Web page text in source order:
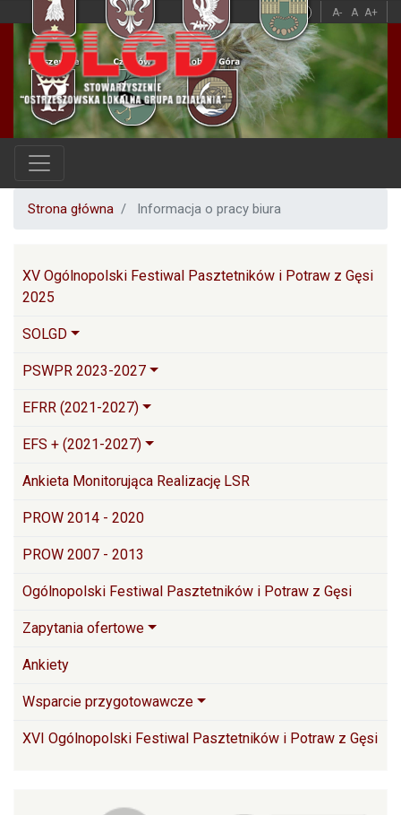
Przejdź
do
treści
A- A A+
A A
Strona główna Informacja o pracy biura
Główna nawigacja
XV Ogólnopolski Festiwal Pasztetników i Potraw z Gęsi
2025
SOLGD
PSWPR 2023-2027
EFRR (2021-2027)
EFS + (2021-2027)
Ankieta Monitorująca Realizację LSR
PROW 2014 - 2020
PROW 2007 - 2013
Ogólnopolski Festiwal Pasztetników i Potraw z Gęsi
Zapytania ofertowe
Ankiety
Wsparcie przygotowawcze
XVI Ogólnopolski Festiwal Pasztetników i Potraw z Gęsi